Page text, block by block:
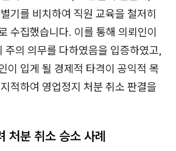
기를 비치하여 직원 교육을 철저히
수집했습니다. 이를 통해 의뢰인이
주의 의무를 다하였음을 입증하였고,
이 입게 될 경제적 타격이 공익적 목
적하여 영업정지 처분 취소 판결을
처분 취소 승소 사례